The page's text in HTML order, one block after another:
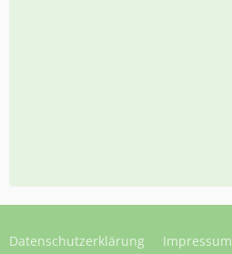
Datenschutzerklärung Impressum